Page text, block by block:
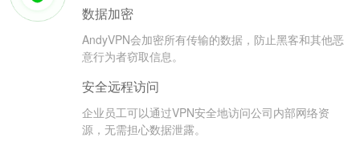
数据加密
AndyVPN会加密所有传输的数据，防止黑客和其他恶
意行为者窃取信息。
安全远程访问
企业员工可以通过VPN安全地访问公司内部网络资
源，无需担心数据泄露。